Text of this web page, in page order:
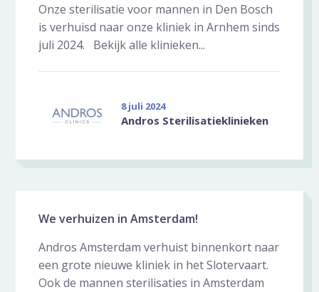
Onze sterilisatie voor mannen in Den Bosch
is verhuisd naar onze kliniek in Arnhem sinds
juli 2024. Bekijk alle klinieken...
8 juli 2024
Andros Sterilisatieklinieken
We verhuizen in Amsterdam!
Andros Amsterdam verhuist binnenkort naar
een grote nieuwe kliniek in het Slotervaart.
Ook de mannen sterilisaties in Amsterdam